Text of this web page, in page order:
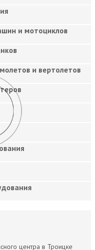
и мотоциклов
и вертолетов
центра в Троицке